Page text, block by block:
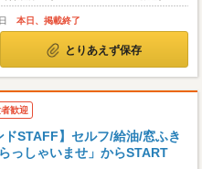
本日、掲載終了
とりあえず保存
歓迎
ドSTAFF】セルフ/給油/窓ふき
っしゃいませ」からSTART